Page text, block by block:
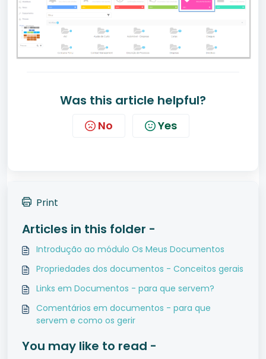
Was this article helpful?
No Yes
Print
Articles in this folder -
Introdução ao módulo Os Meus Documentos
Propriedades dos documentos - Conceitos gerais
Links em Documentos - para que servem?
Comentários em documentos - para que
servem e como os gerir
You may like to read -